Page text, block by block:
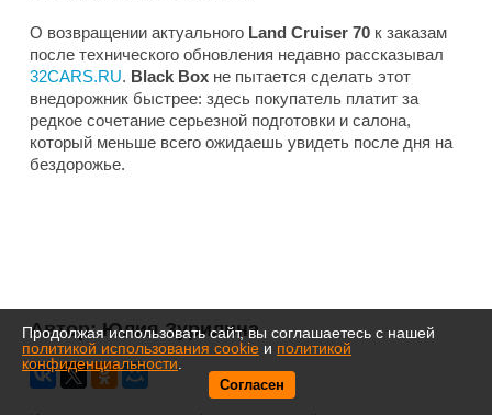
О возвращении актуального Land Cruiser 70 к заказам
после технического обновления недавно рассказывал
32CARS.RU. Black Box не пытается сделать этот
внедорожник быстрее: здесь покупатель платит за
редкое сочетание серьезной подготовки и салона,
который меньше всего ожидаешь увидеть после дня на
бездорожье.
Автор:Юлия Зурилина
Продолжая использовать сайт, вы соглашаетесь с нашей
политикой использования cookie и политикой
конфиденциальности
Согласен